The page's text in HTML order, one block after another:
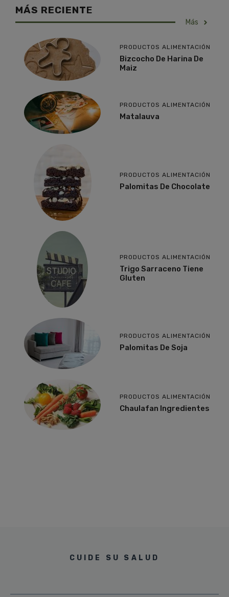
MÁS RECIENTE
Más
PRODUCTOS ALIMENTACIÓN
Bizcocho De Harina De
Maiz
PRODUCTOS ALIMENTACIÓN
Matalauva
PRODUCTOS ALIMENTACIÓN
Palomitas De Chocolate
PRODUCTOS ALIMENTACIÓN
Trigo Sarraceno Tiene
Gluten
PRODUCTOS ALIMENTACIÓN
Palomitas De Soja
PRODUCTOS ALIMENTACIÓN
Chaulafan Ingredientes
CUIDE SU SALUD